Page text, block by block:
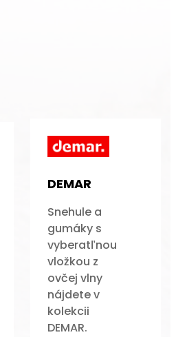
DEMAR
Snehule a
gumáky s
vyberatľnou
vložkou z
ovčej vlny
nájdete v
kolekcii
DEMAR.